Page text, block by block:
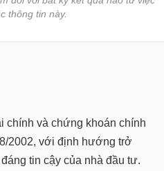
thông tin này.
chính và chứng khoán chính
2002, với định hướng trở
tin cậy của nhà đầu tư.